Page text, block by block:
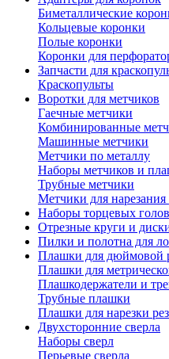
Биметаллические
Кольцевые коронки
Полые коронки
Коронки для
Запчасти для
Краскопульты
Воротки для метчиков
Гаечные метчики
Комбинированные
Машинные метчики
Метчики по металлу
Наборы метчиков и
Трубные метчики
Метчики для нарезания
Наборы торцевых
Отрезные круги и
Пилки и полотна для
Плашки для дюймовой
Плашки для
Плашкодержатели и
Трубные плашки
Плашки для нарезки
Двухсторонние сверла
Наборы сверл
Перьевые сверла